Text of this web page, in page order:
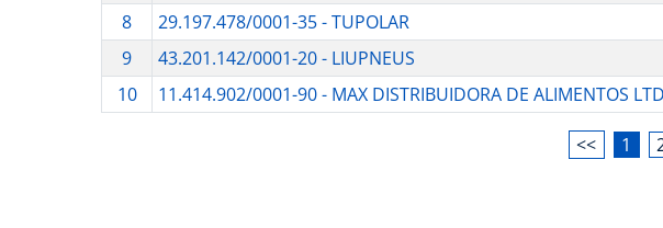
8
29.197.478/0001-35 - TUPOLAR
9
43.201.142/0001-20 - LIUPNEUS
10
11.414.902/0001-90 - MAX DISTRIBUIDORA DE ALIMENTOS
<< 1